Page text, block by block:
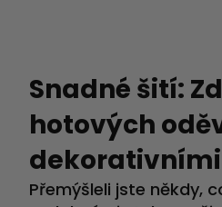
Snadné šití:
hotových
Přemýšleli jste někdy,